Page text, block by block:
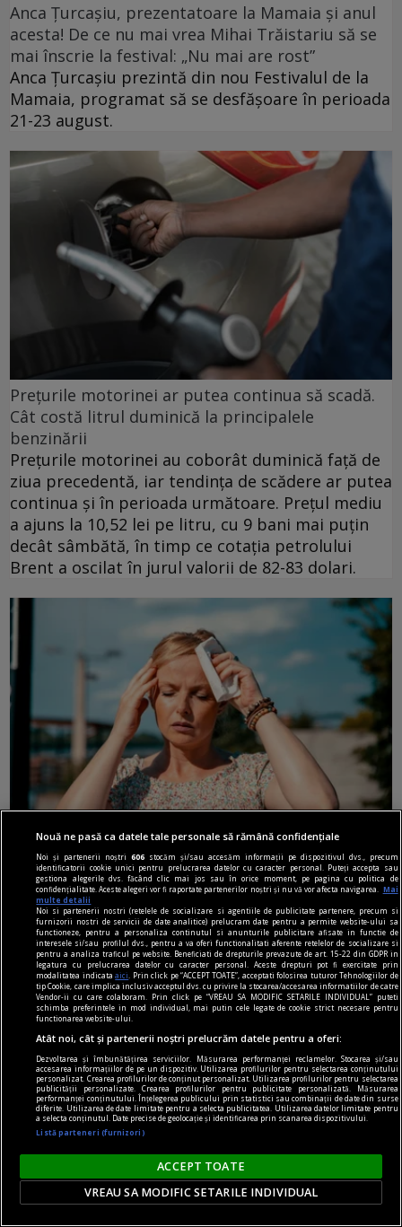
Anca Țurcașiu, prezentatoare la Mamaia și anul
acesta! De ce nu mai vrea Mihai Trăistariu să se
mai înscrie la festival: „Nu mai are rost”
Anca Țurcașiu prezintă din nou Festivalul de la
Mamaia, programat să se desfășoare în perioada
21-23 august.
Prețurile motorinei ar putea continua să scadă.
Cât costă litrul duminică la principalele
benzinării
Prețurile motorinei au coborât duminică față de
ziua precedentă, iar tendința de scădere ar putea
continua și în perioada următoare. Prețul mediu
a ajuns la 10,52 lei pe litru, cu 9 bani mai puțin
decât sâmbătă, în timp ce cotația petrolului
Brent a oscilat în jurul valorii de 82-83 dolari.
Val de aer african peste România. Meteorolog
ANM: „Marți atingem apogeul”
România se pregătește pentru o nouă perioadă
de căldură intensă. Un val de aer tropical va
ajunge din nou deasupra țării, iar temperaturile
vor urca rapid în următoarele zile. Cele mai
ridicate valori sunt așteptate marți, când în
anumite zone termometrele pot indica până la
38 de grade Celsius.
Nouă ne pasă ca datele tale personale să rămână confidențiale
Noi și partenerii noștri606 stocăm și/sau accesăm informații pe dispozitivul dvs., precum
identificatorii cookie unici pentru prelucrarea datelor cu caracter personal. Puteți accepta sau
gestiona alegerile dvs. făcând clic mai jos sau în orice moment, pe pagina cu politica de
confidențialitate. Aceste alegeri vor fi raportate partenerilor noștri și nu vă vor afecta navigarea.
Mai
multe detalii
Noi si partenerii nostri (retelele de socializare si agentiile de publicitate partenere, precum si
furnizorii nostri de servicii de date analitice) prelucram date pentru a permite website-ului sa
functioneze, pentru a personaliza continutul si anunturile publicitare afisate in functie de
interesele si/sau profilul dvs., pentru a va oferi functionalitati aferente retelelor de socializare si
pentru a analiza traficul pe website. Beneficiati de drepturile prevazute de art. 15-22 din GDPR in
legatura cu prelucrarea datelor cu caracter personal. Aceste drepturi pot fi exercitate prin
modalitatea indicataaici
. Prin click pe “ACCEPT TOATE”, acceptati folosirea tuturor Tehnologiilor de
tip Cookie, care implica inclusiv acceptul dvs. cu privire la stocarea/accesarea informatiilor de catre
Vendor-ii cu care colaboram. Prin click pe “VREAU SA MODIFIC SETARILE INDIVIDUAL” puteti
schimba preferintele in mod individual, mai putin cele legate de cookie strict necesare pentru
functionarea website-ului.
Atât noi, cât și partenerii noștri prelucrăm datele pentru a oferi:
Dezvoltarea și îmbunătățirea serviciilor. Măsurarea performanței reclamelor. Stocarea și/sau
accesarea informațiilor de pe un dispozitiv. Utilizarea profilurilor pentru selectarea conținutului
personalizat. Crearea profilurilor de conținut personalizat. Utilizarea profilurilor pentru selectarea
publicității personalizate. Crearea profilurilor pentru publicitate personalizată. Măsurarea
performanței conținutului. Înțelegerea publicului prin statistici sau combinații de date din surse
diferite. Utilizarea de date limitate pentru a selecta publicitatea. Utilizarea datelor limitate pentru
a selecta conținutul. Date precise de geolocație și identificarea prin scanarea dispozitivului.
Listă parteneri (furnizori)
ACCEPT TOATE
VREAU SA MODIFIC SETARILE INDIVIDUAL